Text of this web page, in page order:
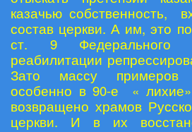
казачью собственность,
состав церкви. А им, это
ст. 9
реабилитации
Зато массу примеров
особенно в 90-е «
возвращено храмов
церкви. И в их